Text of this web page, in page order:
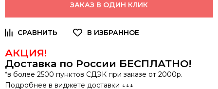
ЗАКАЗ В ОДИН КЛИК
АКЦИЯ!
Доставка по России БЕСПЛАТНО!
*в более 2500 пунктов СДЭК при заказе от 2000р.
Подробнее в виджете доставки ↓↓↓